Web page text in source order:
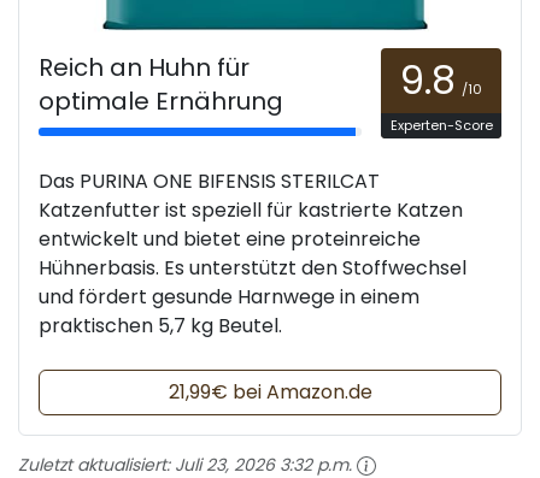
Reich an Huhn für
optimale Ernährung
9.8 /10
Experten-Score
Das PURINA ONE BIFENSIS STERILCAT
Katzenfutter ist speziell für kastrierte Katzen
entwickelt und bietet eine proteinreiche
Hühnerbasis. Es unterstützt den Stoffwechsel
und fördert gesunde Harnwege in einem
praktischen 5,7 kg Beutel.
21,99€ bei Amazon.de
Zuletzt aktualisiert: Juli 23, 2026 3:32 p.m.